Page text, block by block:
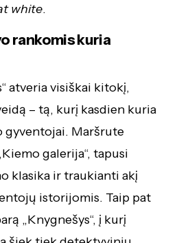
white.
rankomis kuria
atveria visiškai kitokį,
– tą, kurį kasdien kuria
gyventojai. Maršrute
galerija“, tapusi
klasika ir traukianti akį
istorijomis. Taip pat
„Knygnešys“, į kurį